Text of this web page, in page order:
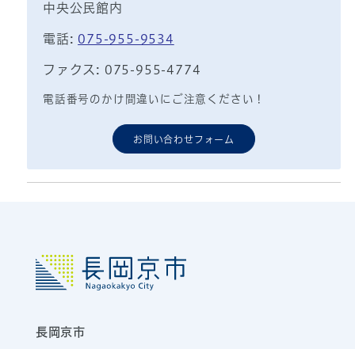
中央公民館内
電話: 075-955-9534
ファクス: 075-955-4774
電話番号のかけ間違いにご注意ください！
お問い合わせフォーム
長岡京市